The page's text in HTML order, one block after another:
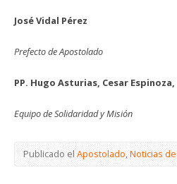
José Vidal Pérez
Prefecto de
PP. Hugo Asturias, Cesar Espinoza,
Equipo de Solidaridad y Misión
Publicado el Apostolado,Noticias